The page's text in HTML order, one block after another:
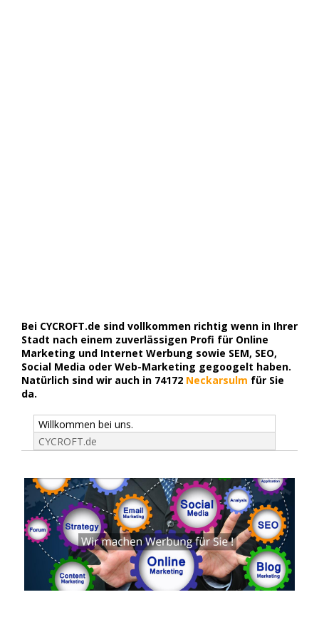
Bei CYCROFT.de sind vollkommen richtig wenn in Ihrer
Stadt nach einem zuverlässigen Profi für Online
Marketing und Internet Werbung sowie SEM, SEO,
Social Media oder Web-Marketing gegoogelt haben.
Natürlich sind wir auch in 74172 Neckarsulm für Sie
da.
Willkommen bei uns.
CYCROFT.de